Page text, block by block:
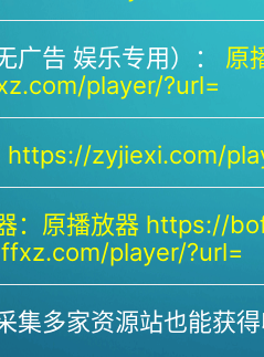
广告 娱乐专用）： 原
player/?url=
https://zyjiexi.com/
原播放器 https://
player/?url=
集多家资源站也能获